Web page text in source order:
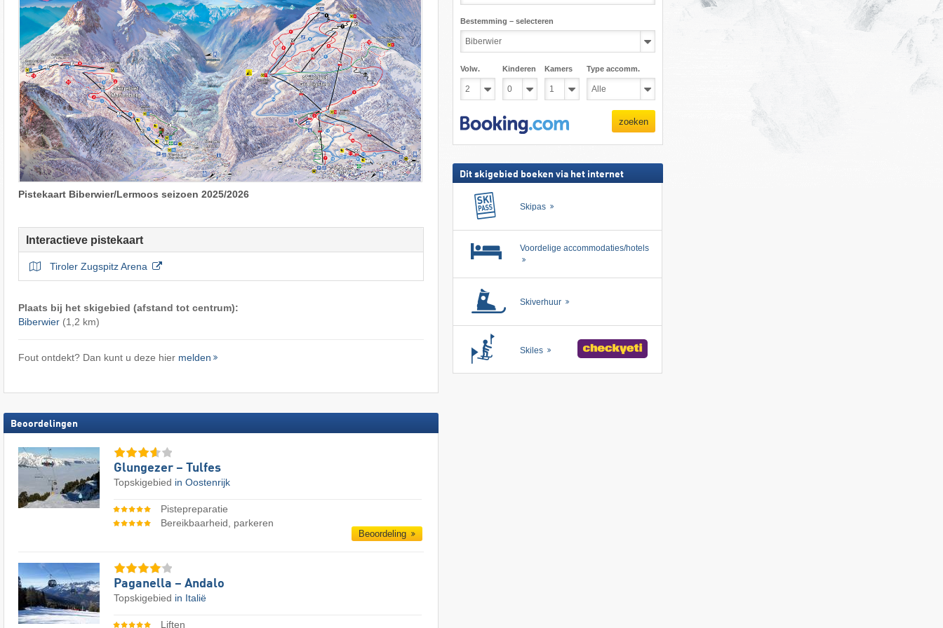
Pistekaart Biberwier/Lermoos seizoen 2025/2026
Interactieve pistekaart
Tiroler Zugspitz Arena
Plaats bij het skigebied (afstand tot centrum):
Biberwier(1,2 km)
Fout ontdekt? Dan kunt u deze hier melden
Beoordelingen
Glungezer – Tulfes
Topskigebied in Oostenrijk
Pistepreparatie
Bereikbaarheid, parkeren
Beoordeling
Paganella – Andalo
Topskigebied in Italië
Liften
Bestemming – selecteren
Volw. Kinderen Kamers Type accomm.
zoeken
Dit skigebied boeken via het internet
Skipas
Voordelige accommodaties/hotels
Skiverhuur
Skiles